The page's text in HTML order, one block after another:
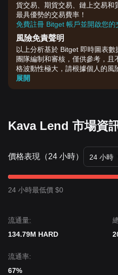
貨交易、期貨交易、鏈上交易和
最具優勢的交易費率！
免費註冊 Bitget 帳戶並開啟您的
風險免責聲明
以上分析基於 Bitget 即時圖表
團隊編制和審核，僅供參考，
格波動性極大，請根據個人的風
展開
Kava Lend 市場資
價格表現（24 小時） 24 小時
24 小時最低價 $0
流通量:
134.79M HARD
流通率:
67%